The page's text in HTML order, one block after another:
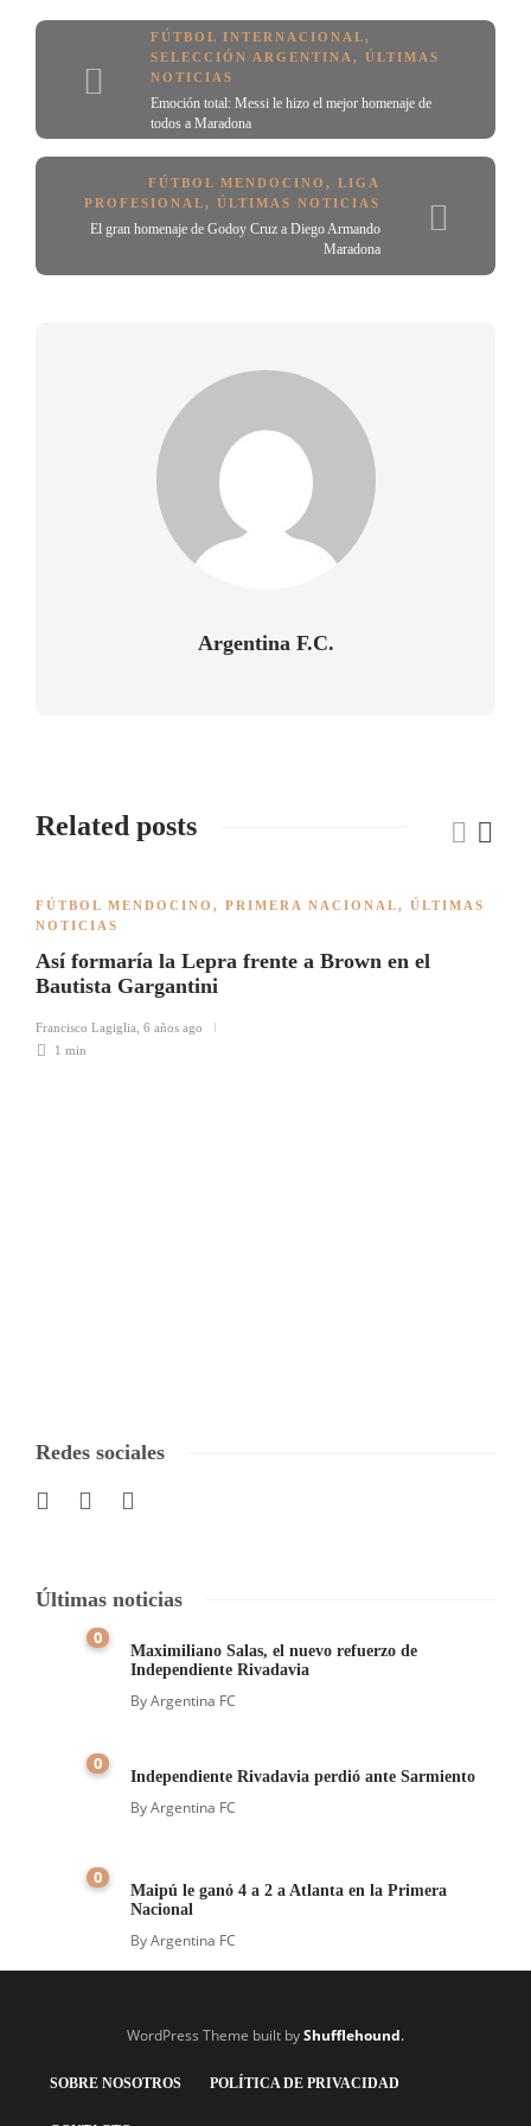
FÚTBOL INTERNACIONAL,
SELECCIÓN ARGENTINA , ÚLTIMAS
NOTICIAS
Emoción total: Messi le hizo el mejor homenaje de
todos a Maradona
FÚTBOL MENDOCINO , LIGA
PROFESIONAL, ÚLTIMAS NOTICIAS
El gran homenaje de Godoy Cruz a Diego Armando
Maradona
Argentina F.C.
Related posts
FÚTBOL MENDOCINO , PRIMERA NACIONAL, ÚLTIMAS
NOTICIAS
Así formaría la Lepra frente a Brown en el
Bautista Gargantini
Francisco Lagiglia 6 años ago
1 min
Redes sociales
Últimas noticias
0
Maximiliano Salas, el nuevo refuerzo de
Independiente Rivadavia
ByArgentina FC
0
Independiente Rivadavia perdió ante Sarmiento
ByArgentina FC
0
Maipú le ganó 4 a 2 a Atlanta en la Primera
Nacional
ByArgentina FC
WordPress Theme built byShufflehound.
SOBRE NOSOTROS POLÍTICA DE PRIVACIDAD